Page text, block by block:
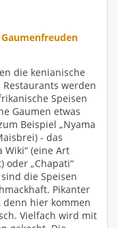
die kenianische
werden
Speisen
Gaumen etwas
Beispiel „Nyama
- das
Wiki“ (eine Art
oder „Chapati“
die Speisen
Pikanter
hier kommen
Vielfach wird mit